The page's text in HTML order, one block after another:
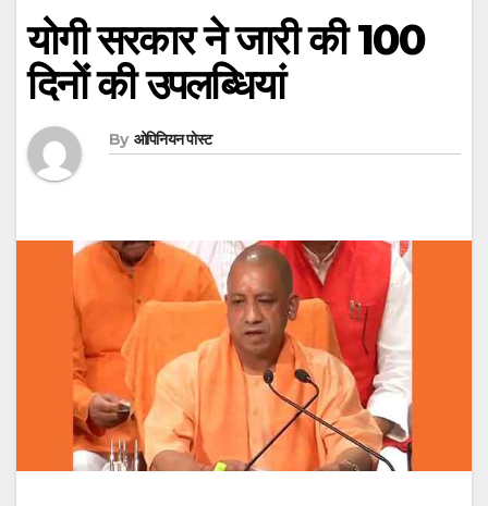
योगी सरकार ने जारी की 100
दिनों की उपलब्धियां
By ओपिनियन पोस्ट